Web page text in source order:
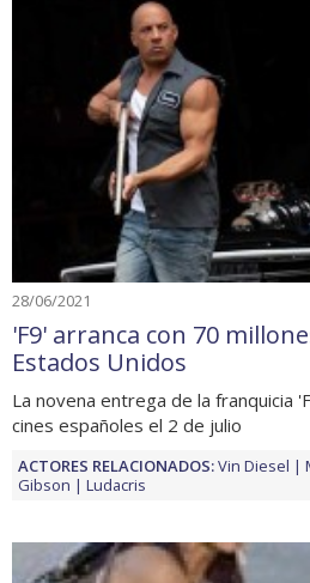
28/06/2021
'F9' arranca con 70
Estados Unidos
La novena entrega de la franquicia
cines españoles el 2 de julio
ACTORES RELACIONADOS:Vin Diesel
Gibson
Ludacris